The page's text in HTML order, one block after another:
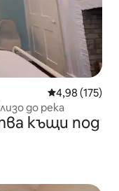
Средна
4,98 (175)
до река
къщи под